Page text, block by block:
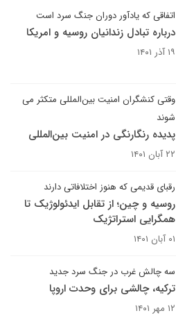
اتفاقی که یادآور دوران جنگ سرد است
درباره تبادل زندانیان روسیه و امریکا
۱۹ آذر ۱۴۰۱
وقتی کنشگران امنیت بین‌المللی متکثر می
شوند
پدیده رنگارنگی در امنیت بین‌المللی
۲۲ آبان ۱۴۰۱
رقبای قدیمی که هنوز اختلافاتی دارند
روسیه و چین؛ از تقابل ایدئولوژیک تا
همگرایی استراتژیک
۰۱ آبان ۱۴۰۱
سه چالش غرب در جنگ سرد جدید
ترکیه، چالشی برای وحدت اروپا
۱۲ مهر ۱۴۰۱